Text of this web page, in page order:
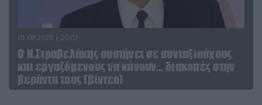
01.08.2026 | 20:02
Ο Ν.Στραβελάκης συστήνει σε συνταξιούχους
και εργαζόμενους να κάνουν… διακοπές στην
βεράντα τους (βίντεο)